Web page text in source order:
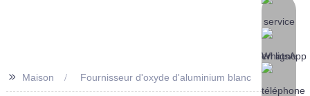
>> Maison Fournisseur d'oxyde d'aluminium blanc